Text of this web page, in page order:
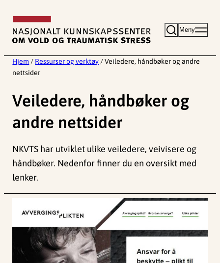
innhold
Meny
Hjem / Ressurser og verktøy / Veiledere, håndbøker og andre
nettsider
Veiledere, håndbøker og
andre nettsider
NKVTS har utviklet ulike veiledere, veivisere og
håndbøker. Nedenfor finner du en oversikt med
lenker.